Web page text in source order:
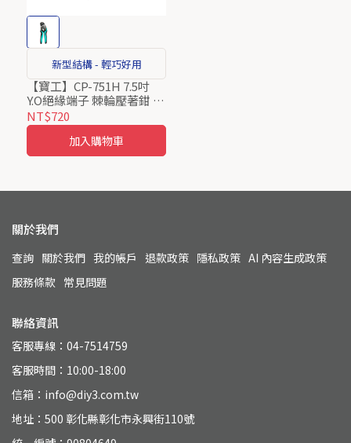
新型結構 - 輕巧好用
【寶工】CP-751H 7.5吋
Y.O絕緣端子 棘輪壓著鉗 Y
型端子 O型端子 絕緣端子
Pro’sKit ProsKit
NT$720
加入購物車
關於我們
查詢 關於我們 我的帳戶 退款政策 隱私政策 AI 內容生成政策
服務條款 常見問題
聯絡資訊
客服專線：04-7514759
客服時間：10:00-18:00
信箱：info@diy3.com.tw
地址：500 彰化縣彰化市永興街110號